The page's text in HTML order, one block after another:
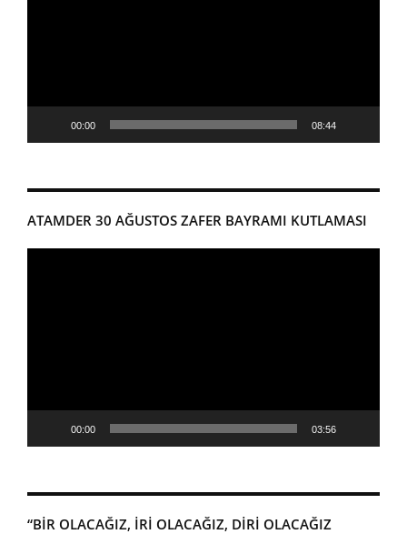
00:00 08:44
ATAMDER 30 AĞUSTOS ZAFER BAYRAMI KUTLAMASI
00:00 03:56
“BİR OLACAĞIZ, İRİ OLACAĞIZ, DİRİ OLACAĞIZ